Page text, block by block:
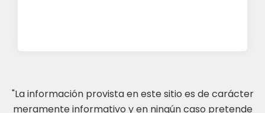
"La información provista en este sitio es de carácter
meramente informativo y en ningún caso pretende